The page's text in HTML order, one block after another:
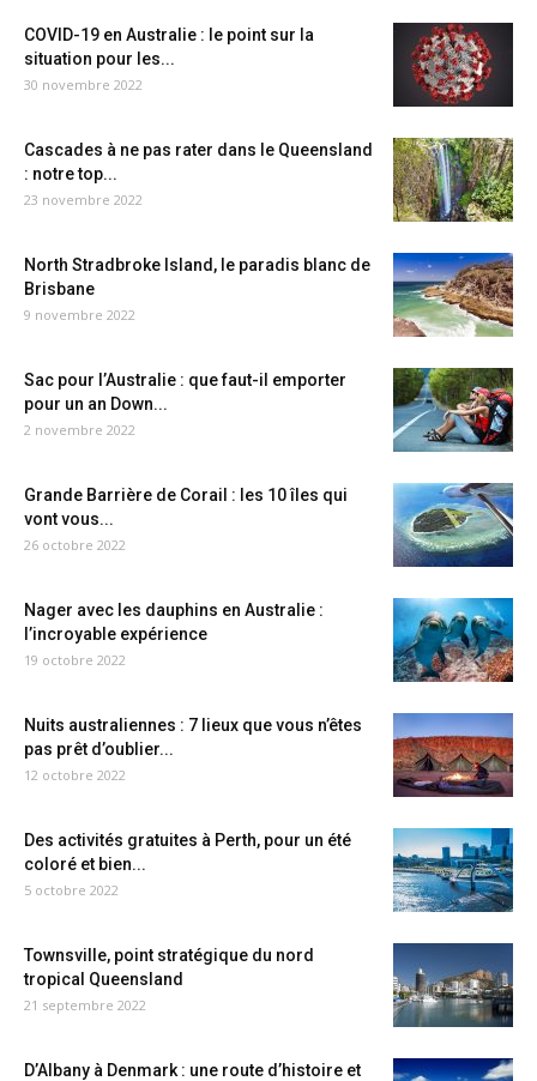
COVID-19 en Australie : le point sur la
situation pour les...
30 novembre 2022
Cascades à ne pas rater dans le Queensland
: notre top...
23 novembre 2022
North Stradbroke Island, le paradis blanc de
Brisbane
9 novembre 2022
Sac pour l’Australie : que faut-il emporter
pour un an Down...
2 novembre 2022
Grande Barrière de Corail : les 10 îles qui
vont vous...
26 octobre 2022
Nager avec les dauphins en Australie :
l’incroyable expérience
19 octobre 2022
Nuits australiennes : 7 lieux que vous n’êtes
pas prêt d’oublier...
12 octobre 2022
Des activités gratuites à Perth, pour un été
coloré et bien...
5 octobre 2022
Townsville, point stratégique du nord
tropical Queensland
21 septembre 2022
D’Albany à Denmark : une route d’histoire et